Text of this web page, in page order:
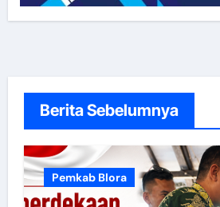
Berita Sebelumnya
Pemkab Blora